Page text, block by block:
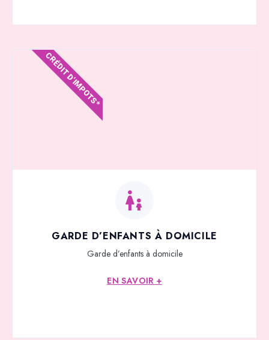
GARDE D’ENFANTS À DOMICILE
Garde d’enfants à domicile
EN SAVOIR +
CRÉDIT D'IMPOTS*